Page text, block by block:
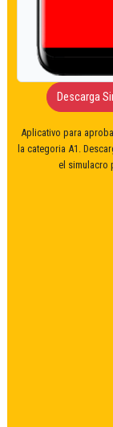
Descarga
Aplicativo para
la categoria A1.
el simulacro